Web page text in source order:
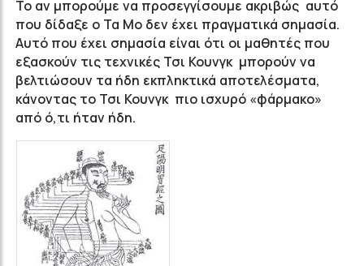
Το αν μπορούμε να προσεγγίσουμε ακριβώς αυτό
που δίδαξε ο Τα Μο δεν έχει πραγματικά σημασία.
Αυτό που έχει σημασία είναι ότι οι μαθητές που
εξασκούν τις τεχνικές Τσι Κουνγκ μπορούν να
βελτιώσουν τα ήδη εκπληκτικά αποτελέσματα,
κάνοντας το Τσι Κουνγκ πιο ισχυρό «φάρμακο»
από ό,τι ήταν ήδη.